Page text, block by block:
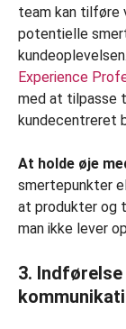
team kan tilføre
potentielle
Experience
med at tilpasse
kundecentreret
At holde øje
smertepunkter
at produkter og
man ikke lever
3.